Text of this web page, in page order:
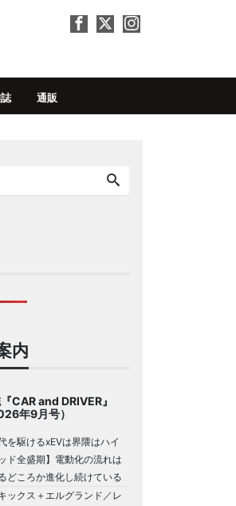
通販
内
CAR and DRIVER』
年9月号）
代を駆けるxEVは界隈はハイ
ド全盛期】電動化の流れは
どころか進化し続けている
ックス＋エルグランド／レ